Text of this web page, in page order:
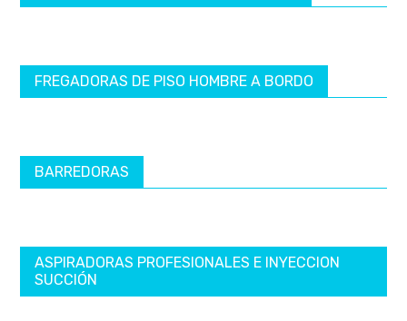
FREGADORAS DE PISO HOMBRE A BORDO
BARREDORAS
ASPIRADORAS PROFESIONALES E INYECCION
SUCCIÓN